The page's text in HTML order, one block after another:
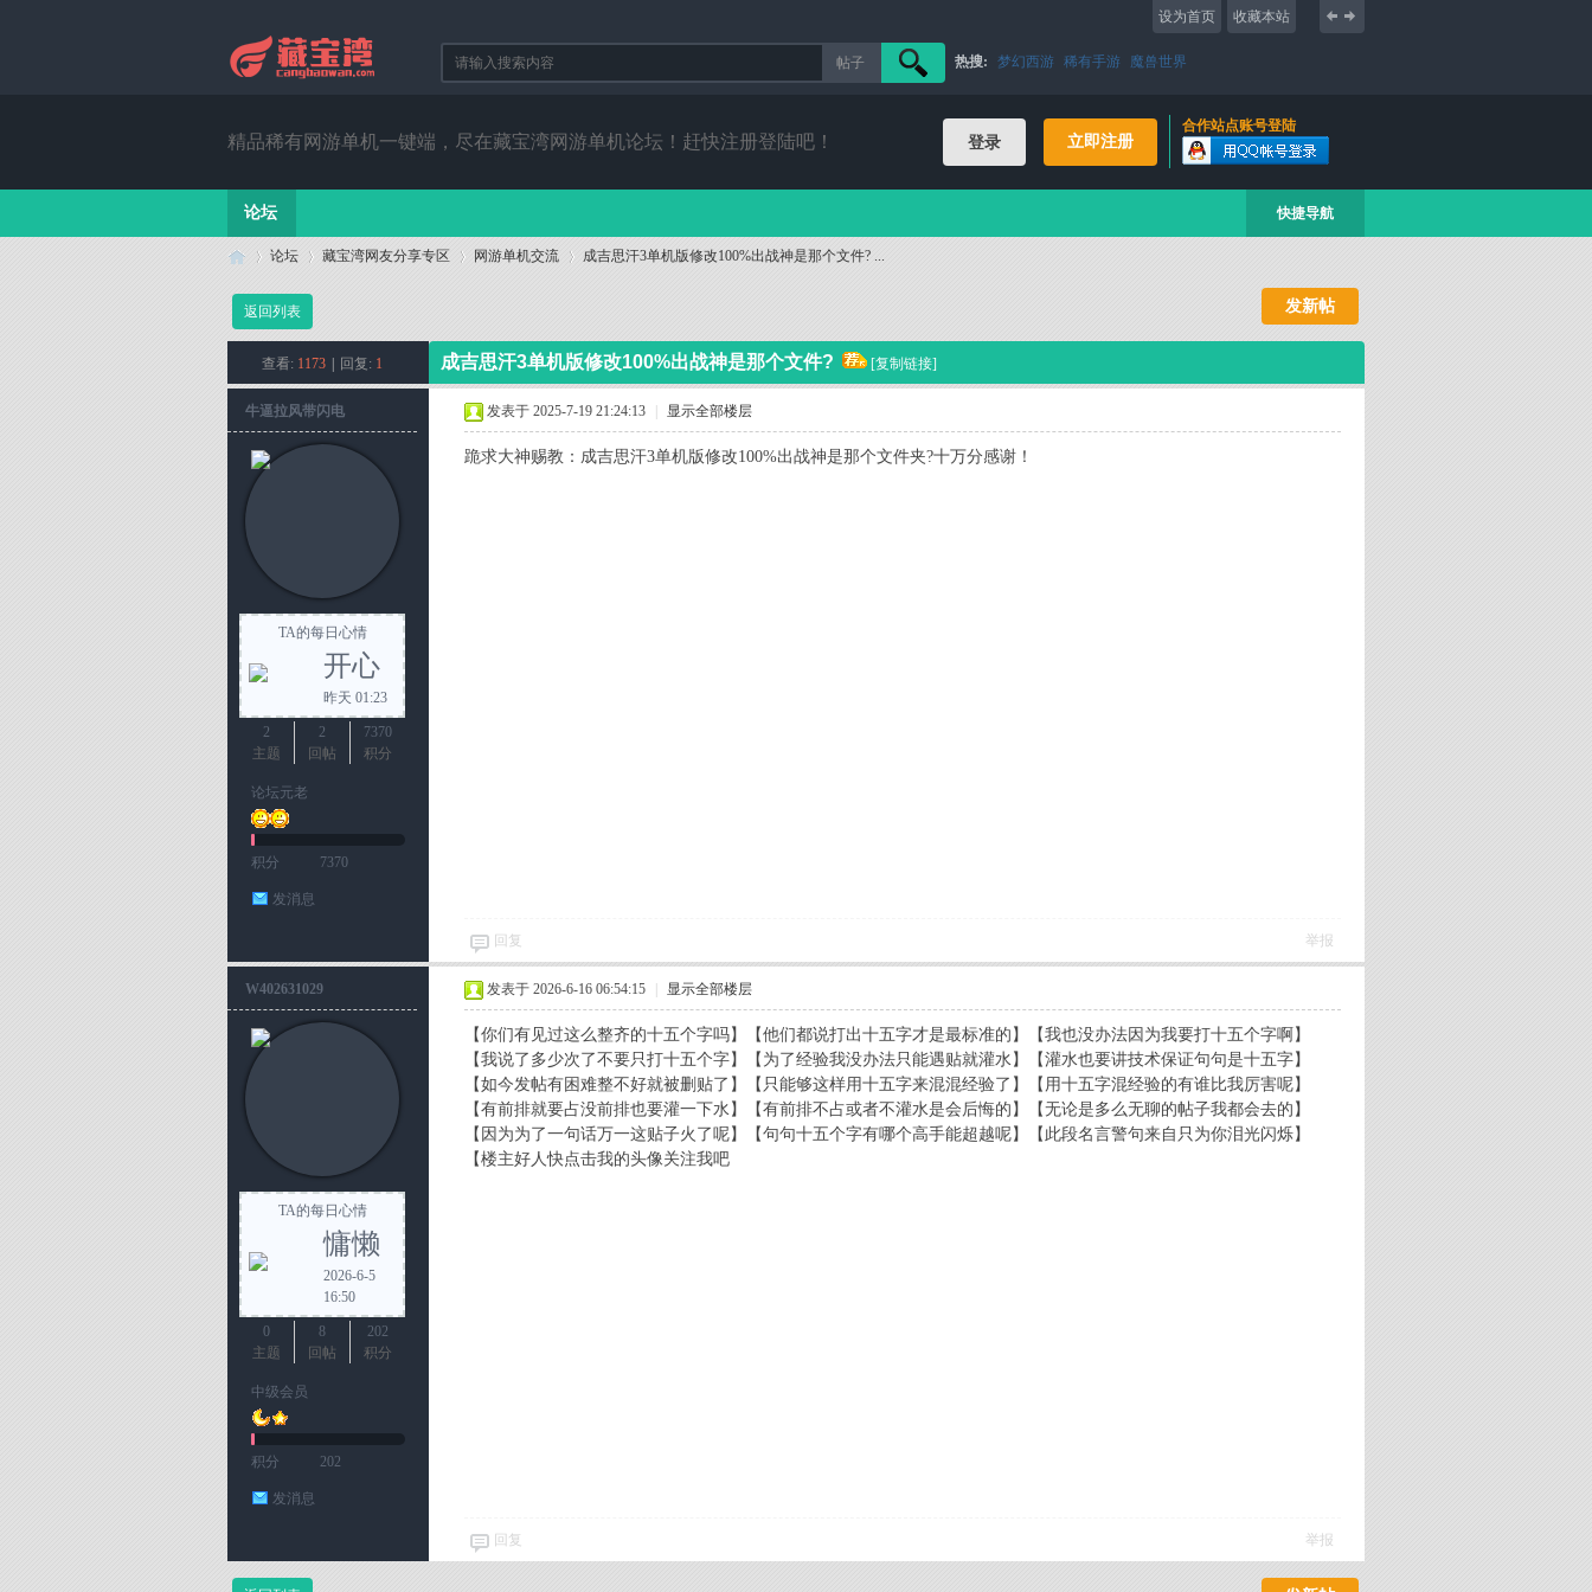
设为首页 收藏本站
帖子
热搜: 梦幻西游 稀有手游 魔兽世界
精品稀有网游单机一键端，尽在藏宝湾网游单机论坛！赶快注册登陆吧！ 登录 立即注册
合作站点账号登陆
快捷导航
论坛
论坛
›
藏宝湾网友分享专区
›
网游单机交流
›
成吉思汗3单机版修改100%出战神是那个文件? ...
返回列表 发新帖
查看: 1173 回复: 1 成吉思汗3单机版修改100%出战神是那个文件? [复制链接]
牛逼拉风带闪电
TA的每日心情
开心
昨天 01:23
2
主题
2
回帖
7370
积分
论坛元老
积分 7370
发消息
发表于 2025-7-19 21:24:13 显示全部楼层
跪求大神赐教：成吉思汗3单机版修改100%出战神是那个文件夹?十万分感谢！
回复 举报
W402631029
TA的每日心情
慵懒
2026-6-5
16:50
0
主题
8
回帖
202
积分
中级会员
积分 202
发消息
发表于 2026-6-16 06:54:15 显示全部楼层
【你们有见过这么整齐的十五个字吗】【他们都说打出十五字才是最标准的】【我也没办法因为我要打十五个字啊】
【我说了多少次了不要只打十五个字】【为了经验我没办法只能遇贴就灌水】【灌水也要讲技术保证句句是十五字】
【如今发帖有困难整不好就被删贴了】【只能够这样用十五字来混混经验了】【用十五字混经验的有谁比我厉害呢】
【有前排就要占没前排也要灌一下水】【有前排不占或者不灌水是会后悔的】【无论是多么无聊的帖子我都会去的】
【因为为了一句话万一这贴子火了呢】【句句十五个字有哪个高手能超越呢】【此段名言警句来自只为你泪光闪烁】
【楼主好人快点击我的头像关注我吧
回复 举报